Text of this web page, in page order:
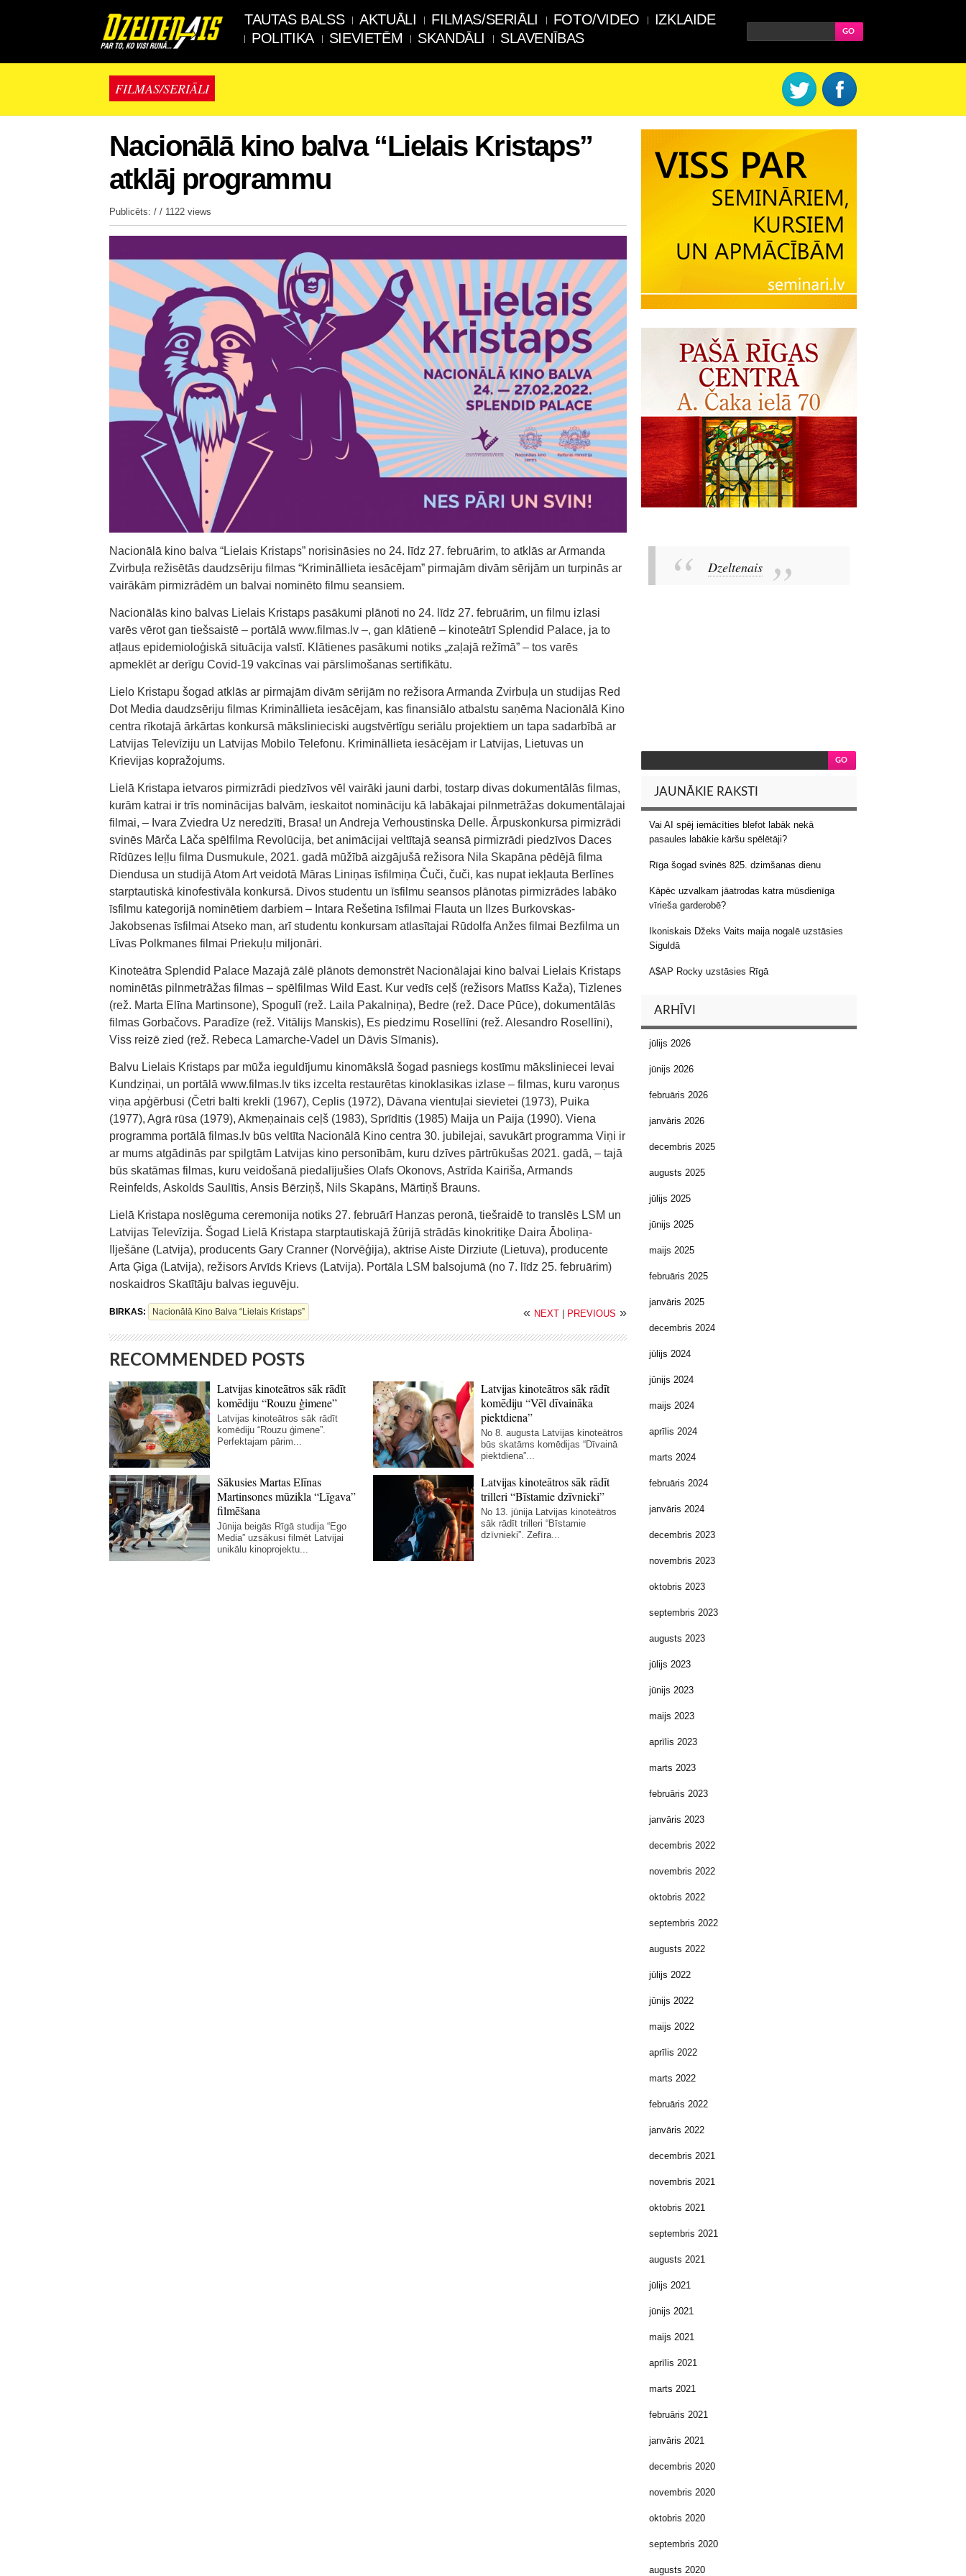
TAUTAS BALSS AKTUĀLI FILMAS/SERIĀLI FOTO/VIDEO
IZKLAIDE
POLITIKA
SIEVIETĒM SKANDĀLI SLAVENĪBAS
FILMAS/SERIĀLI
Nacionālā kino balva “Lielais Kristaps”
atklāj programmu
Publicēts: / / 1122 views
Nacionālā kino balva “Lielais Kristaps” norisināsies no 24. līdz 27. februārim, to atklās ar Armanda
Zvirbuļa režisētās daudzsēriju filmas “Krimināllieta iesācējam” pirmajām divām sērijām un turpinās ar
vairākām pirmizrādēm un balvai nominēto filmu seansiem.
Nacionālās kino balvas Lielais Kristaps pasākumi plānoti no 24. līdz 27. februārim, un filmu izlasi
varēs vērot gan tiešsaistē – portālā www.filmas.lv –, gan klātienē – kinoteātrī Splendid Palace, ja to
atļaus epidemioloģiskā situācija valstī. Klātienes pasākumi notiks „zaļajā režīmā” – tos varēs
apmeklēt ar derīgu Covid-19 vakcīnas vai pārslimošanas sertifikātu.
Lielo Kristapu šogad atklās ar pirmajām divām sērijām no režisora Armanda Zvirbuļa un studijas Red
Dot Media daudzsēriju filmas Krimināllieta iesācējam, kas finansiālo atbalstu saņēma Nacionālā Kino
centra rīkotajā ārkārtas konkursā mākslinieciski augstvērtīgu seriālu projektiem un tapa sadarbībā ar
Latvijas Televīziju un Latvijas Mobilo Telefonu. Krimināllieta iesācējam ir Latvijas, Lietuvas un
Krievijas kopražojums.
Lielā Kristapa ietvaros pirmizrādi piedzīvos vēl vairāki jauni darbi, tostarp divas dokumentālās filmas,
kurām katrai ir trīs nominācijas balvām, ieskaitot nomināciju kā labākajai pilnmetrāžas dokumentālajai
filmai, – Ivara Zviedra Uz neredzīti, Brasa! un Andreja Verhoustinska Delle. Ārpuskonkursa pirmizrādi
svinēs Mārča Lāča spēlfilma Revolūcija, bet animācijai veltītajā seansā pirmizrādi piedzīvos Daces
Rīdūzes leļļu filma Dusmukule, 2021. gadā mūžībā aizgājušā režisora Nila Skapāna pēdējā filma
Diendusa un studijā Atom Art veidotā Māras Liniņas īsfilmiņa Čuči, čuči, kas nupat iekļauta Berlīnes
starptautiskā kinofestivāla konkursā. Divos studentu un īsfilmu seansos plānotas pirmizrādes labāko
īsfilmu kategorijā nominētiem darbiem – Intara Rešetina īsfilmai Flauta un Ilzes Burkovskas-
Jakobsenas īsfilmai Atseko man, arī studentu konkursam atlasītajai Rūdolfa Anžes filmai Bezfilma un
Līvas Polkmanes filmai Priekuļu miljonāri.
Kinoteātra Splendid Palace Mazajā zālē plānots demonstrēt Nacionālajai kino balvai Lielais Kristaps
nominētās pilnmetrāžas filmas – spēlfilmas Wild East. Kur vedīs ceļš (režisors Matīss Kaža), Tizlenes
(rež. Marta Elīna Martinsone), Spogulī (rež. Laila Pakalniņa), Bedre (rež. Dace Pūce), dokumentālās
filmas Gorbačovs. Paradīze (rež. Vitālijs Manskis), Es piedzimu Rosellīni (rež. Alesandro Rosellīni),
Viss reizē zied (rež. Rebeca Lamarche-Vadel un Dāvis Sīmanis).
Balvu Lielais Kristaps par mūža ieguldījumu kinomākslā šogad pasniegs kostīmu māksliniecei Ievai
Kundziņai, un portālā www.filmas.lv tiks izcelta restaurētas kinoklasikas izlase – filmas, kuru varoņus
viņa apģērbusi (Četri balti krekli (1967), Ceplis (1972), Dāvana vientuļai sievietei (1973), Puika
(1977), Agrā rūsa (1979), Akmeņainais ceļš (1983), Sprīdītis (1985) Maija un Paija (1990). Viena
programma portālā filmas.lv būs veltīta Nacionālā Kino centra 30. jubilejai, savukārt programma Viņi ir
ar mums atgādinās par spilgtām Latvijas kino personībām, kuru dzīves pārtrūkušas 2021. gadā, – tajā
būs skatāmas filmas, kuru veidošanā piedalījušies Olafs Okonovs, Astrīda Kairiša, Armands
Reinfelds, Askolds Saulītis, Ansis Bērziņš, Nils Skapāns, Mārtiņš Brauns.
Lielā Kristapa noslēguma ceremonija notiks 27. februārī Hanzas peronā, tiešraidē to translēs LSM un
Latvijas Televīzija. Šogad Lielā Kristapa starptautiskajā žūrijā strādās kinokritiķe Daira Āboliņa-
Ilješāne (Latvija), producents Gary Cranner (Norvēģija), aktrise Aiste Dirziute (Lietuva), producente
Arta Ģiga (Latvija), režisors Arvīds Krievs (Latvija). Portāla LSM balsojumā (no 7. līdz 25. februārim)
noskaidros Skatītāju balvas ieguvēju.
BIRKAS: Nacionālā Kino Balva “Lielais Kristaps” « NEXT | PREVIOUS »
RECOMMENDED POSTS
Latvijas kinoteātros sāk rādīt
komēdiju “Rouzu ģimene”
Latvijas kinoteātros sāk rādīt
komēdiju “Rouzu ģimene”.
Perfektajam pārim...
Latvijas kinoteātros sāk rādīt
komēdiju “Vēl dīvaināka
piektdiena”
No 8. augusta Latvijas kinoteātros
būs skatāms komēdijas “Dīvainā
piektdiena”...
Sākusies Martas Elīnas
Martinsones mūzikla “Līgava”
filmēšana
Jūnija beigās Rīgā studija “Ego
Media” uzsākusi filmēt Latvijai
unikālu kinoprojektu...
Latvijas kinoteātros sāk rādīt
trilleri “Bīstamie dzīvnieki”
No 13. jūnija Latvijas kinoteātros
sāk rādīt trilleri “Bīstamie
dzīvnieki”. Zefīra...
Dzeltenais
JAUNĀKIE RAKSTI
Vai AI spēj iemācīties blefot labāk nekā
pasaules labākie kāršu spēlētāji?
Rīga šogad svinēs 825. dzimšanas dienu
Kāpēc uzvalkam jāatrodas katra mūsdienīga
vīrieša garderobē?
Ikoniskais Džeks Vaits maija nogalē uzstāsies
Siguldā
A$AP Rocky uzstāsies Rīgā
ARHĪVI
jūlijs 2026
jūnijs 2026
februāris 2026
janvāris 2026
decembris 2025
augusts 2025
jūlijs 2025
jūnijs 2025
maijs 2025
februāris 2025
janvāris 2025
decembris 2024
jūlijs 2024
jūnijs 2024
maijs 2024
aprīlis 2024
marts 2024
februāris 2024
janvāris 2024
decembris 2023
novembris 2023
oktobris 2023
septembris 2023
augusts 2023
jūlijs 2023
jūnijs 2023
maijs 2023
aprīlis 2023
marts 2023
februāris 2023
janvāris 2023
decembris 2022
novembris 2022
oktobris 2022
septembris 2022
augusts 2022
jūlijs 2022
jūnijs 2022
maijs 2022
aprīlis 2022
marts 2022
februāris 2022
janvāris 2022
decembris 2021
novembris 2021
oktobris 2021
septembris 2021
augusts 2021
jūlijs 2021
jūnijs 2021
maijs 2021
aprīlis 2021
marts 2021
februāris 2021
janvāris 2021
decembris 2020
novembris 2020
oktobris 2020
septembris 2020
augusts 2020